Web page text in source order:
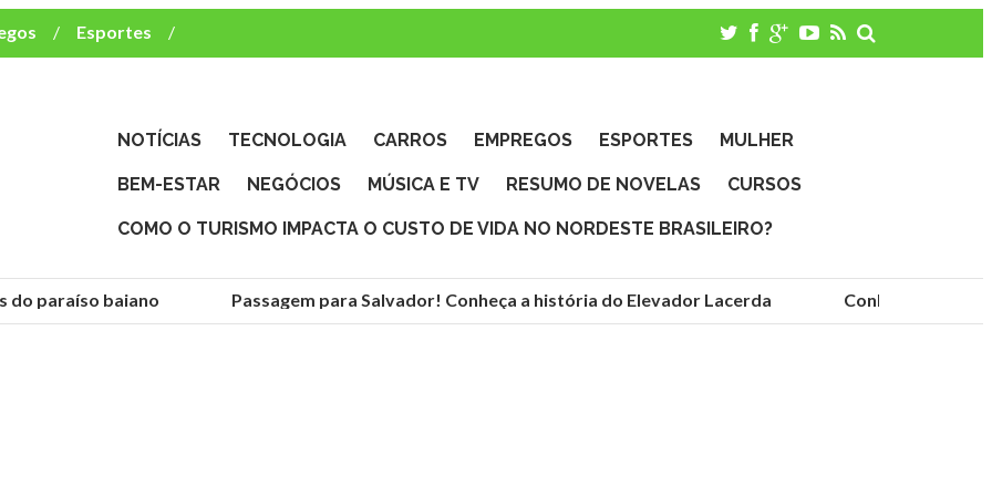
Esportes
e TV
NOTÍCIAS TECNOLOGIA CARROS EMPREGOS ESPORTES MULHER
BEM-ESTAR NEGÓCIOS MÚSICA E TV RESUMO DE NOVELAS CURSOS
COMO O TURISMO IMPACTA O CUSTO DE VIDA NO NORDESTE BRASILEIRO?
paraíso baiano Passagem para Salvador! Conheça a história do Elevador Lacerda Conheça as